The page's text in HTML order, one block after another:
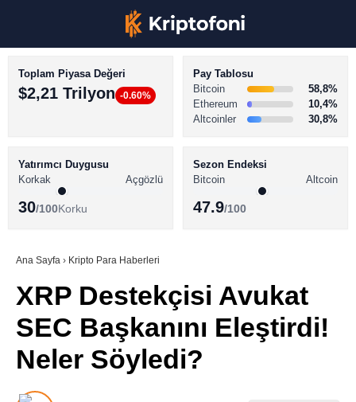
Youtube
TikTok
BİTCOİN HABERLERİ
ALTCOİN HABERLERİ
SÖZLÜK
Toplam Piyasa Değeri
$2,21 Trilyon -0.60%
Pay Tablosu
Bitcoin
58,8%
Ethereum
10,4%
Altcoinler
30,8%
Yatırımcı Duygusu
Korkak
Açgözlü
30/100Korku
Sezon Endeksi
Bitcoin
Altcoin
47.9/100
Ana Sayfa › Kripto Para Haberleri
XRP Destekçisi Avukat
SEC Başkanını Eleştirdi!
Neler Söyledi?